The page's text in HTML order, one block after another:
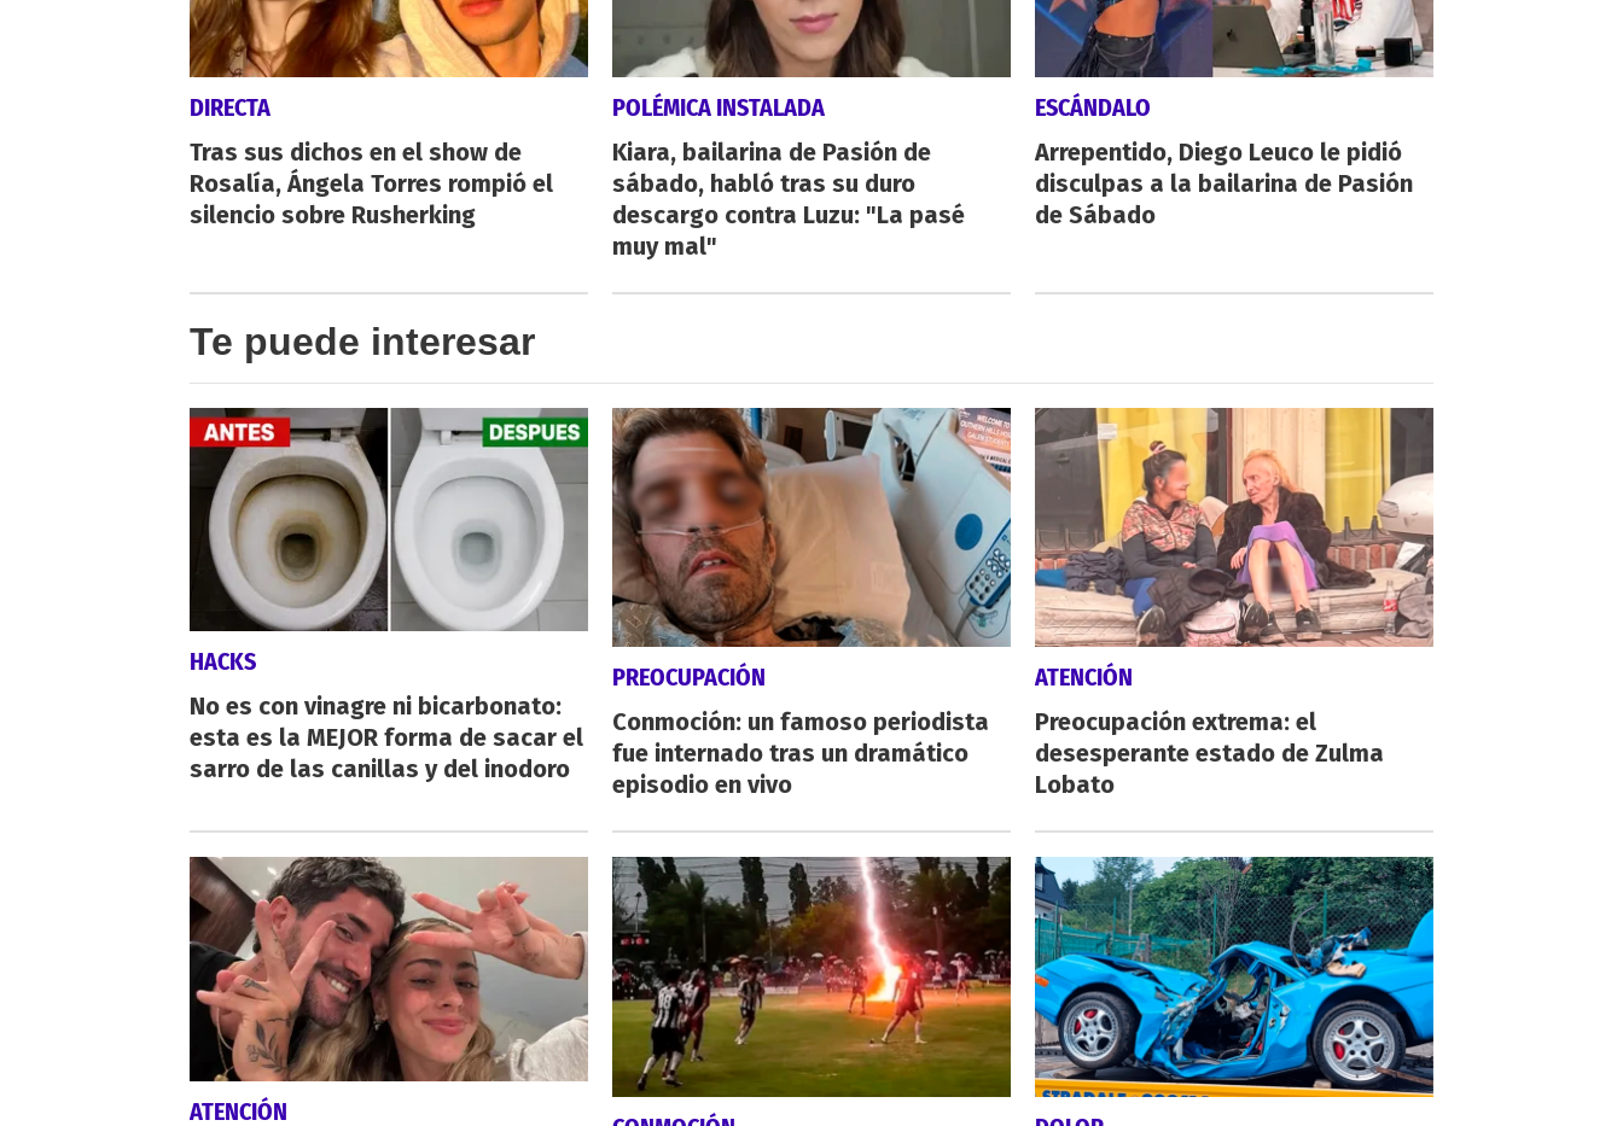
DIRECTA
Tras sus dichos en el show de
Rosalía, Ángela Torres rompió el
silencio sobre Rusherking
POLÉMICA INSTALADA
Kiara, bailarina de Pasión de
sábado, habló tras su duro
descargo contra Luzu: "La pasé
muy mal"
ESCÁNDALO
Arrepentido, Diego Leuco le pidió
disculpas a la bailarina de Pasión
de Sábado
Te puede interesar
HACKS
No es con vinagre ni bicarbonato:
esta es la MEJOR forma de sacar el
sarro de las canillas y del inodoro
PREOCUPACIÓN
Conmoción: un famoso periodista
fue internado tras un dramático
episodio en vivo
ATENCIÓN
Preocupación extrema: el
desesperante estado de Zulma
Lobato
ATENCIÓN